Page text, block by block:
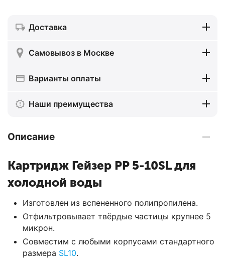
Доставка
Самовывоз в Москве
Варианты оплаты
Наши преимущества
Описание
Картридж Гейзер PP 5-10SL для
холодной воды
Изготовлен из вспененного полипропилена.
Отфильтровывает твёрдые частицы крупнее 5
микрон.
Совместим с любыми корпусами стандартного
размера SL10.